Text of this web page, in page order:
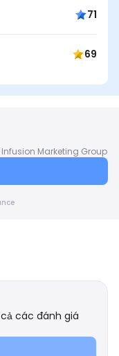
71
69
Marketing Group
các đánh giá